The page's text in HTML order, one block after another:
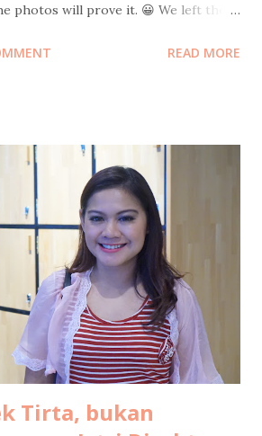
photos will prove it. 😀 We left the
where else should one welcome
wrong. After circling the bazaar in
we finally docked at a humble
spread out for lesehan seating .
and chicken soto rice , both at the
of ten thousand rupiah per portion.
elevated by a surprise plot twist:
out of my mom’s bag.
asin , clearly. We had forgotten to
READ MORE
Tirta, bukan